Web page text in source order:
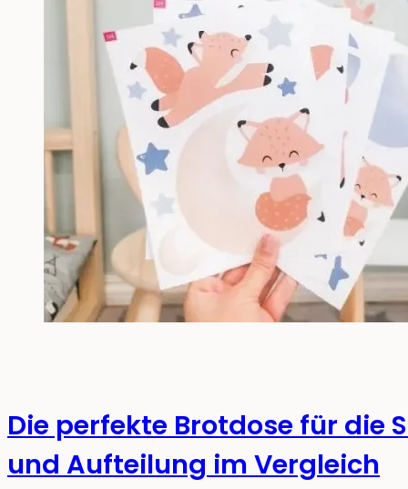
Die perfekte Brotdose für die
und Aufteilung im Vergleich